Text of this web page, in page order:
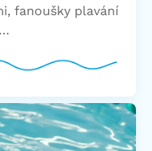
fanoušky plavání